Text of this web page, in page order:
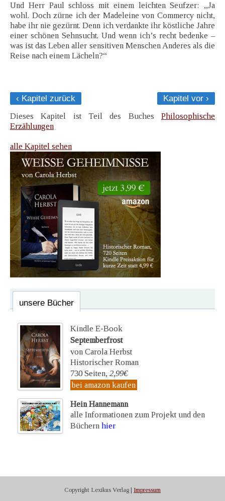
Und Herr Paul schloss mit einem leichten Seufzer: „Ja
wohl. Doch zürne ich der Madeleine von Commercy nicht,
habe ihr nie gezürnt. Denn ich verdankte ihr köstliche Jahre
einer schönen Sehnsucht. Und wenn ich’s recht bedenke –
was ist das Leben aller sensitiven Menschen Anderes als die
Reise nach einem Lächeln?“
‹ Kapitel zurück
Kapitel vor ›
Dieses Kapitel ist Teil des Buches Philosophische
Erzählungen
alle Kapitel sehen
unsere Bücher
Kindle E-Book
Septemberfrost
von Carola Herbst
Historischer Roman
730 Seiten, 2,99€
bei amazon kaufen
Hein Hannemann
alle Informationen zum Projekt und den
Büchern hier
Copyright Lexikus Verlag | Impressum